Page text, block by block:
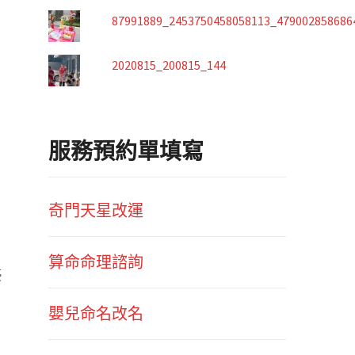
2020815_200815_144
服務預約單填寫
奇門天星改運
算命命理諮詢
嬰兒命名改名